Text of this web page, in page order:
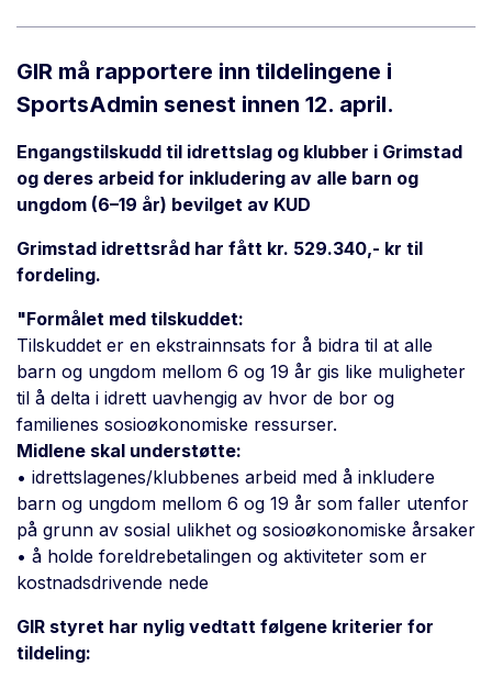
GIR må rapportere inn tildelingene i
SportsAdmin senest innen 12. april.
Engangstilskudd til idrettslag og klubber i Grimstad
og deres arbeid for inkludering av alle barn og
ungdom (6–19 år) bevilget av KUD
Grimstad idrettsråd har fått kr. 529.340,- kr til
fordeling.
"Formålet med tilskuddet:
Tilskuddet er en ekstrainnsats for å bidra til at alle
barn og ungdom mellom 6 og 19 år gis like muligheter
til å delta i idrett uavhengig av hvor de bor og
familienes sosioøkonomiske ressurser.
Midlene skal understøtte:
• idrettslagenes/klubbenes arbeid med å inkludere
barn og ungdom mellom 6 og 19 år som faller utenfor
på grunn av sosial ulikhet og sosioøkonomiske årsaker
• å holde foreldrebetalingen og aktiviteter som er
kostnadsdrivende nede
GIR styret har nylig vedtatt følgene kriterier for
tildeling: